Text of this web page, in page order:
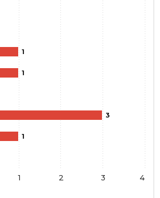
1
1
3
1
1 2 3 4